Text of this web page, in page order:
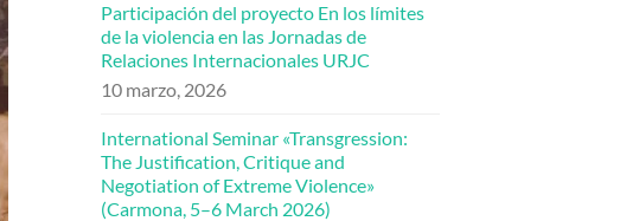
Participación del proyecto En los límites
de la violencia en las Jornadas de
Relaciones Internacionales URJC
10 marzo, 2026
International Seminar «Transgression:
The Justification, Critique and
Negotiation of Extreme Violence»
(Carmona, 5–6 March 2026)